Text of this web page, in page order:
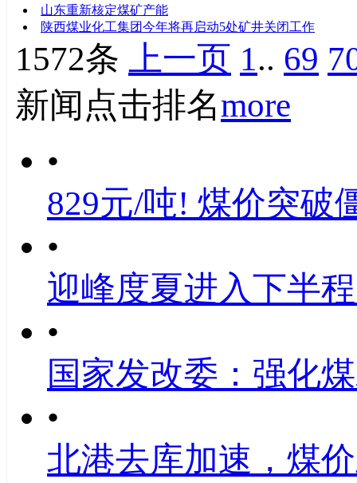
山东重新核定煤矿产能
陕西煤业化工集团今年将再启动5处矿井关闭工作
1572条 上一页 1.. 69
新闻点击排名more
•
829元/吨! 煤价突破
•
迎峰度夏进入下半
•
国家发改委：强化
•
北港去库加速，煤